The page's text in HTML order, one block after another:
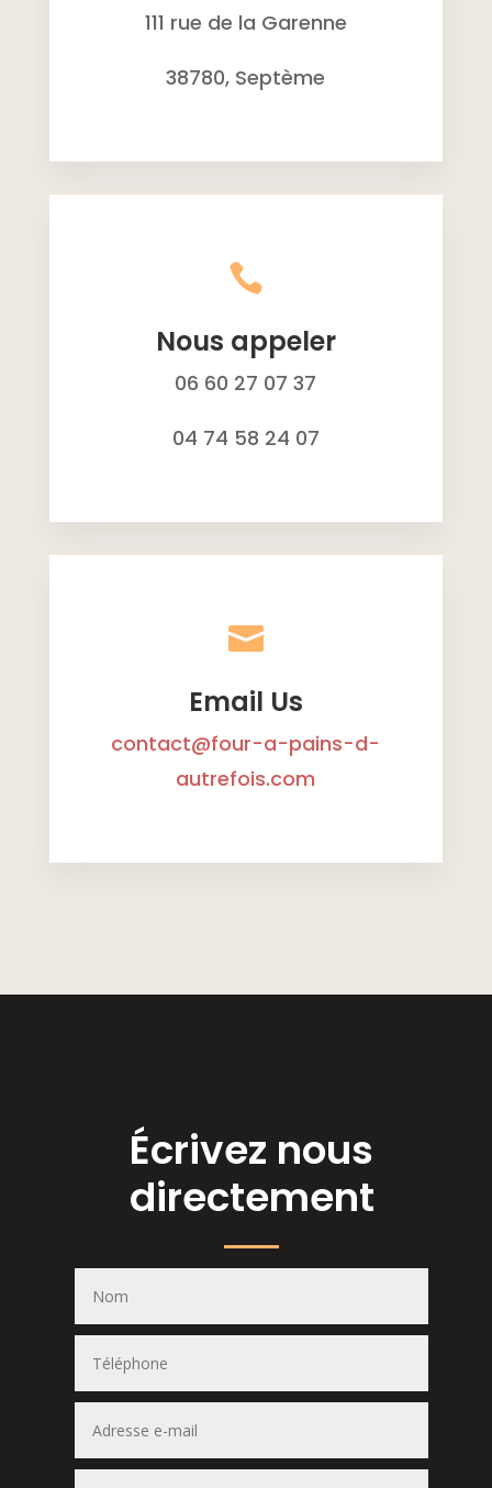
111 rue de la Garenne
38780, Septème

Nous appeler
06 60 27 07 37
04 74 58 24 07

Email Us
contact@four-a-pains-d-
autrefois.com
Écrivez nous
directement